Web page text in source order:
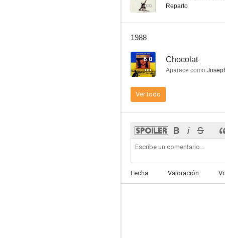
Reparto
1988
6.0 Chocolat
Aparece como
Ver todo
Fecha Valoración